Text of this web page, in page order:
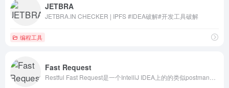
JETBRA
JETBRA.IN CHECKER | IPFS #IDEA破解#开发工具破解
编程工具
Fast Request